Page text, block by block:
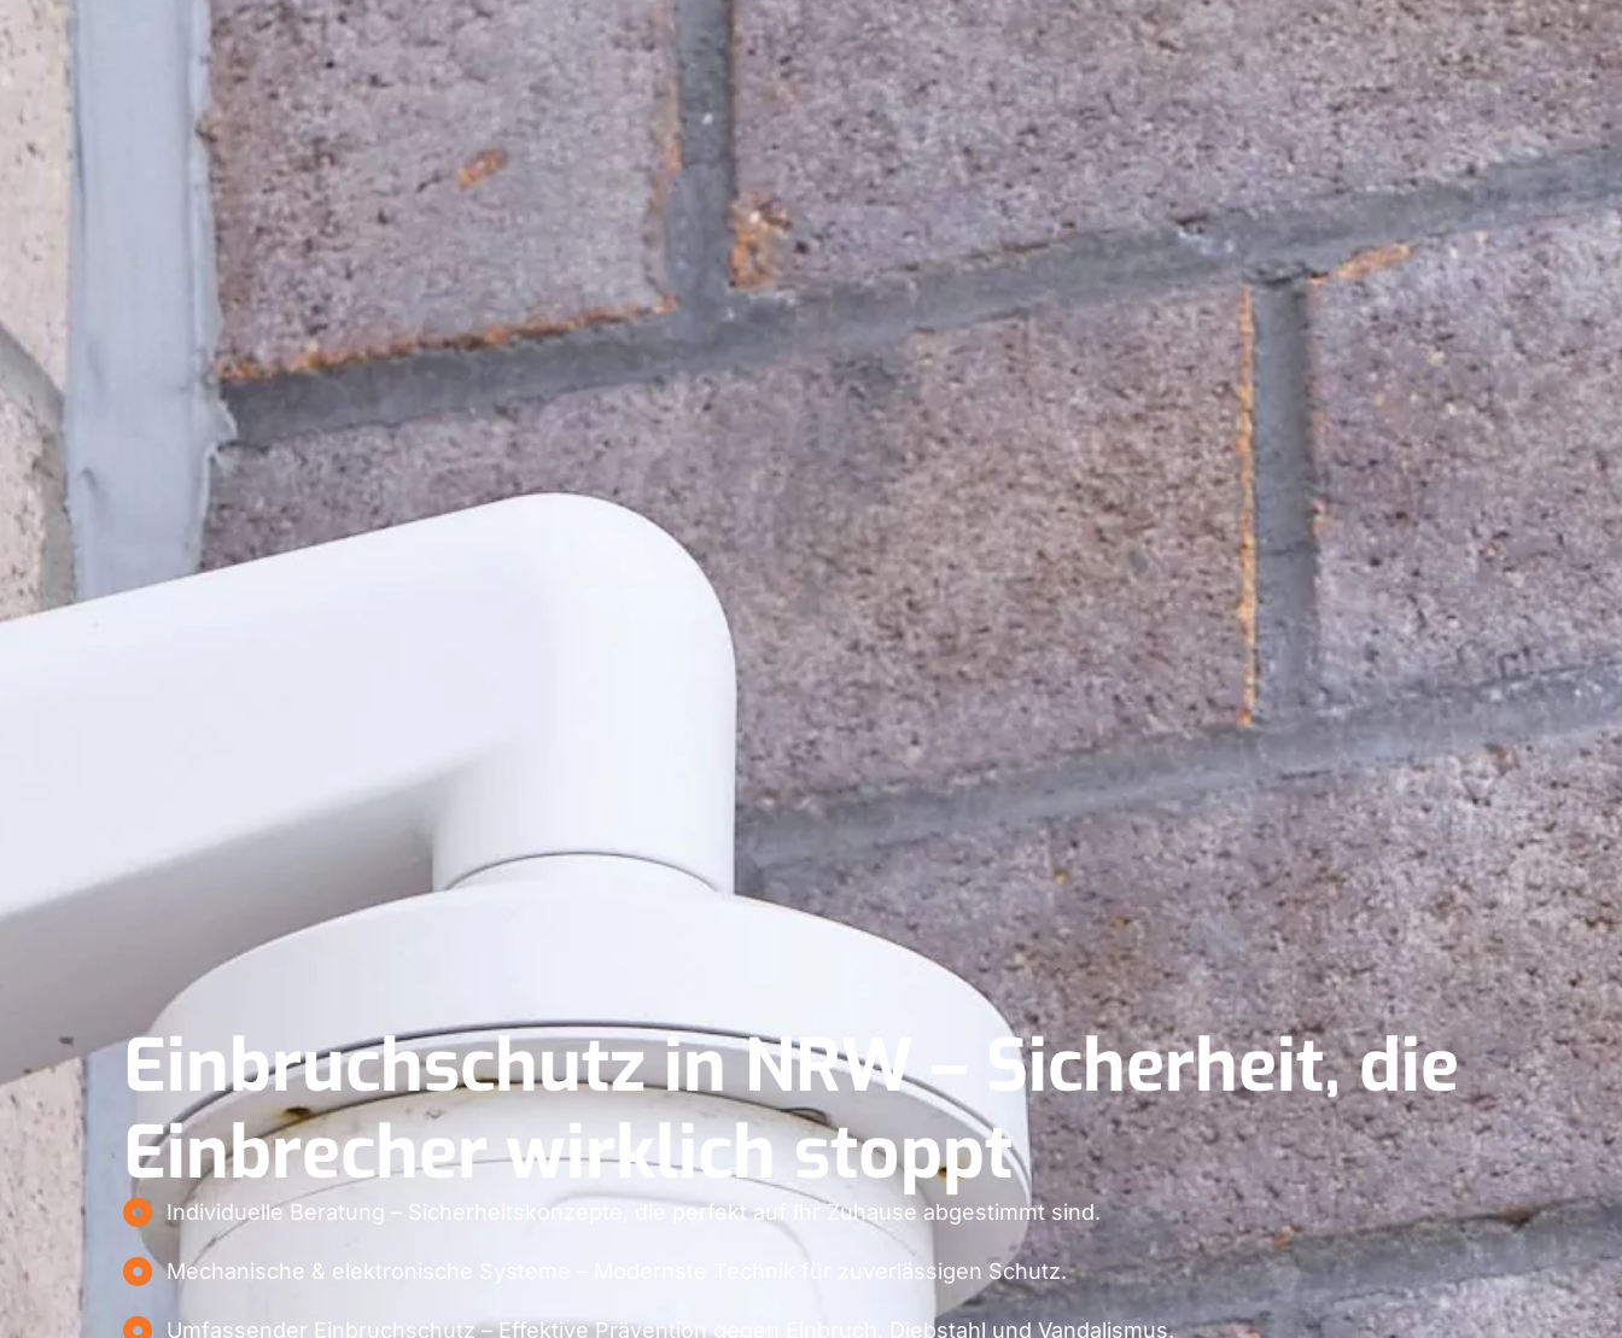
Einbruchschutz in NRW – Sicherheit, die
Einbrecher wirklich stoppt
Individuelle Beratung – Sicherheitskonzepte, die perfekt auf Ihr Zuhause abgestimmt sind.
Mechanische & elektronische Systeme – Modernste Technik für zuverlässigen Schutz.
Umfassender Einbruchschutz – Effektive Prävention gegen Einbruch, Diebstahl und Vandalismus.